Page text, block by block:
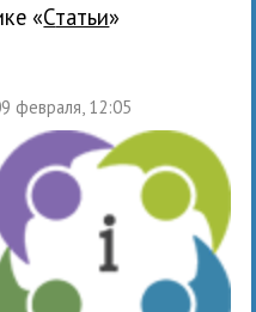
« Статьи»
февраля, 12:05